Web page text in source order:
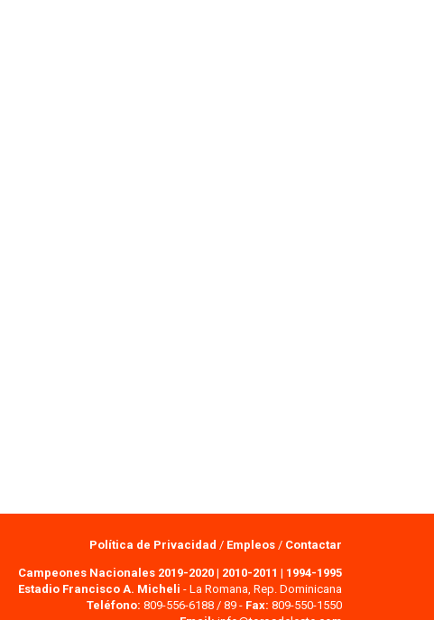
Política de Privacidad / Empleos / Contactar
Campeones Nacionales 2019-2020 | 2010-2011 | 1994-1995
Estadio Francisco A. Micheli - La Romana, Rep. Dominicana
Teléfono: 809-556-6188 / 89 - Fax: 809-550-1550